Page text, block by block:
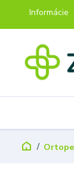
Informácie